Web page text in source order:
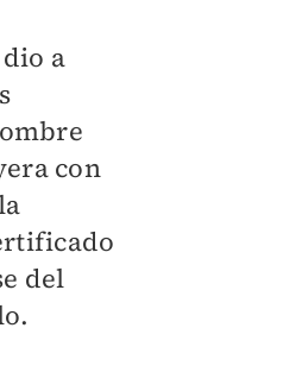
a
con
del